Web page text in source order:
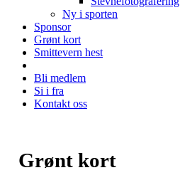
Ny i sporten
Sponsor
Grønt kort
Smittevern hest
Bli medlem
Si i fra
Kontakt oss
Grønt kort